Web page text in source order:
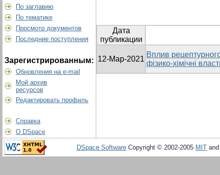
По заглавию
По тематике
Просмотр документов
Последние поступления
Зарегистрированным:
Обновления на e-mail
Мой архив
ресурсов
Редактировать профиль
Справка
О DSpace
Дата
публикации
12-Мар-2021
Вплив
фізико-хімічні
DSpace Software Copyright © 2002-2005 MIT